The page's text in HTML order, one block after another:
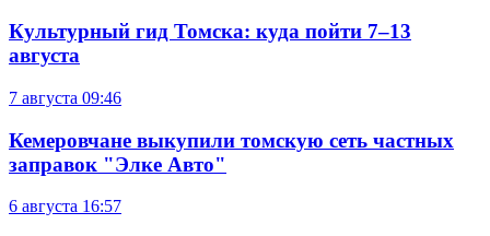
Культурный гид Томска: куда пойти 7–13
августа
7 августа 09:46
Кемеровчане выкупили томскую сеть частных
заправок "Элке Авто"
6 августа 16:57